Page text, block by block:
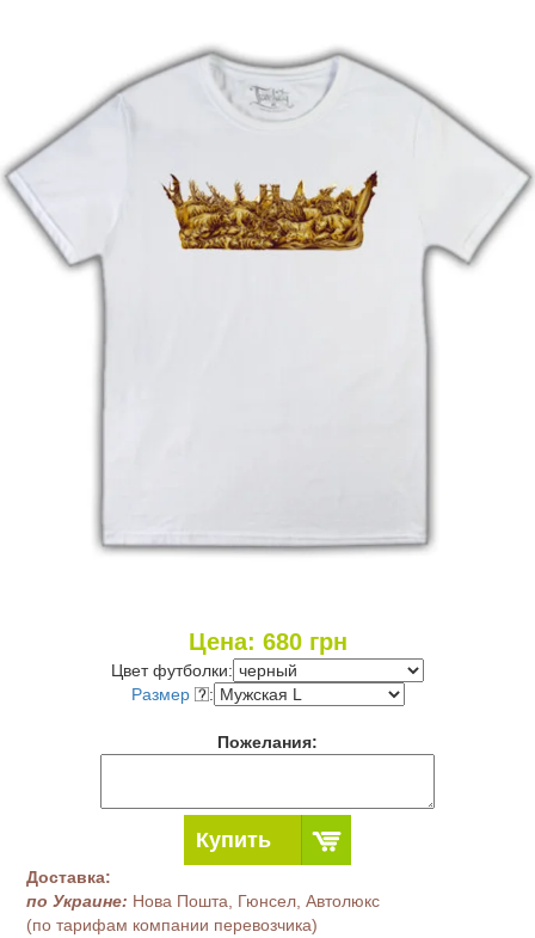
Цена: 680грн
Цвет футболки:
Размер
:
Пожелания:
Купить
Доставка:
по Украине: Нова Пошта, Гюнсел, Автолюкс
(по тарифам компании перевозчика)